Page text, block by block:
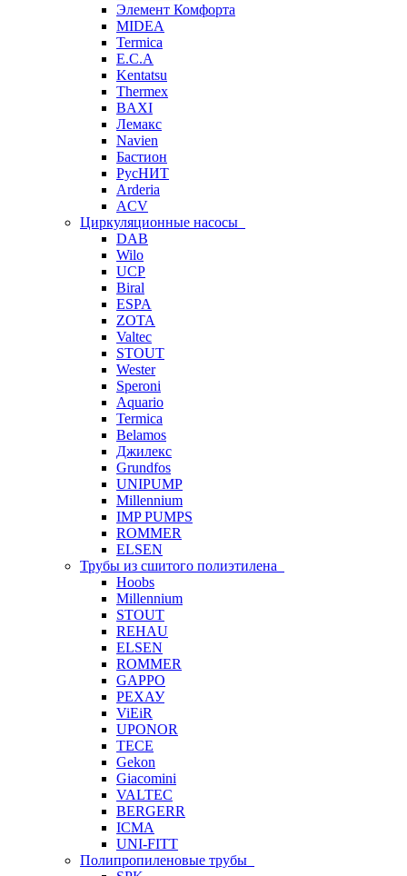
Элемент Комфорта
MIDEA
Termica
E.C.A
Kentatsu
Thermex
BAXI
Лемакс
Navien
Бастион
РусНИТ
Arderia
ACV
Циркуляционные насосы
DAB
Wilo
UCP
Biral
ESPA
ZOTA
Valtec
STOUT
Wester
Speroni
Aquario
Termica
Belamos
Джилекс
Grundfos
UNIPUMP
Millennium
IMP PUMPS
ROMMER
ELSEN
Трубы из сшитого полиэтилена
Hoobs
Millennium
STOUT
REHAU
ELSEN
ROMMER
GAPPO
РЕХАУ
ViEiR
UPONOR
TECE
Gekon
Giacomini
VALTEC
BERGERR
ICMA
UNI-FITT
Полипропиленовые трубы